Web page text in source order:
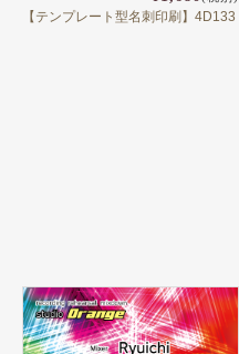
【テンプレート型名刺印刷】4D133